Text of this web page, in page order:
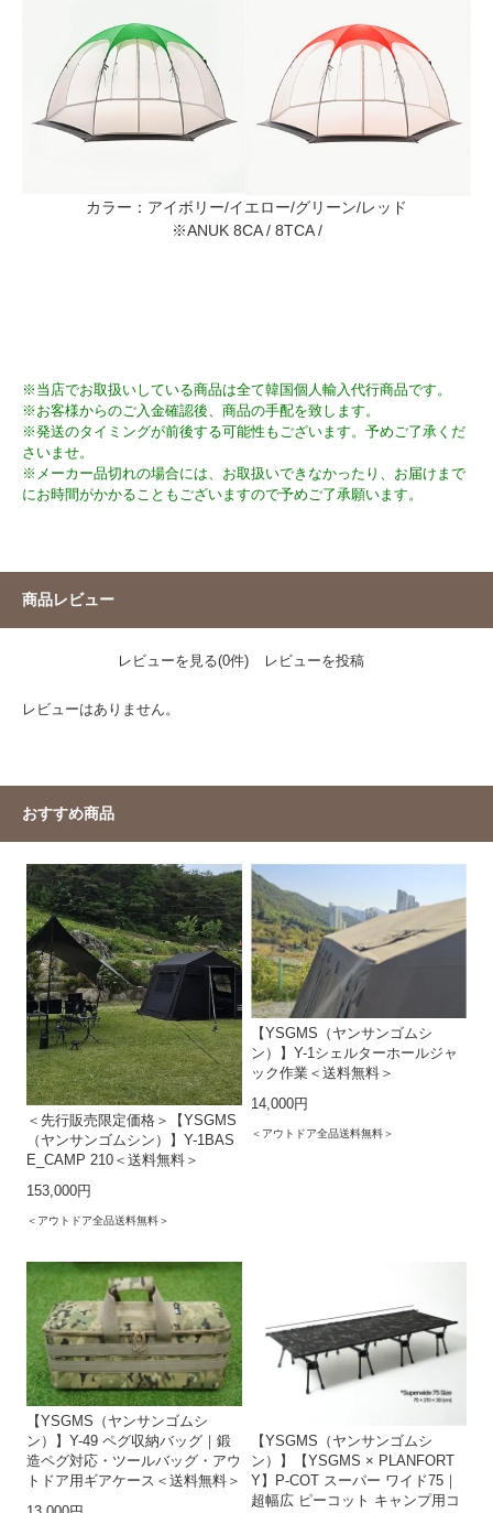
カラー：アイボリー/イエロー/グリーン/レッド
※ANUK 8CA / 8TCA /
※当店でお取扱いしている商品は全て韓国個人輸入代行商品です。
※お客様からのご入金確認後、商品の手配を致します。
※発送のタイミングが前後する可能性もございます。予めご了承くだ
さいませ。
※メーカー品切れの場合には、お取扱いできなかったり、お届けまで
にお時間がかかることもございますので予めご了承願います。
商品レビュー
レビューを見る(0件) レビューを投稿
レビューはありません。
おすすめ商品
＜先行販売限定価格＞【YSGMS
（ヤンサンゴムシン）】Y-1BAS
E_CAMP 210＜送料無料＞
153,000円
＜アウトドア全品送料無料＞
【YSGMS（ヤンサンゴムシ
ン）】Y-1シェルターホールジャ
ック作業＜送料無料＞
14,000円
＜アウトドア全品送料無料＞
【YSGMS（ヤンサンゴムシ
ン）】Y-49 ペグ収納バッグ｜鍛
造ペグ対応・ツールバッグ・アウ
トドア用ギアケース＜送料無料＞
【YSGMS（ヤンサンゴムシ
ン）】【YSGMS × PLANFORT
Y】P-COT スーパー ワイド75｜
超幅広 ピーコット キャンプ用コ